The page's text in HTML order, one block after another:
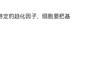
定的趋化因子，细胞要把基